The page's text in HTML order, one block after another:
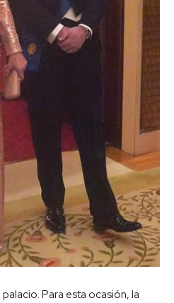
Para esta ocasión, la